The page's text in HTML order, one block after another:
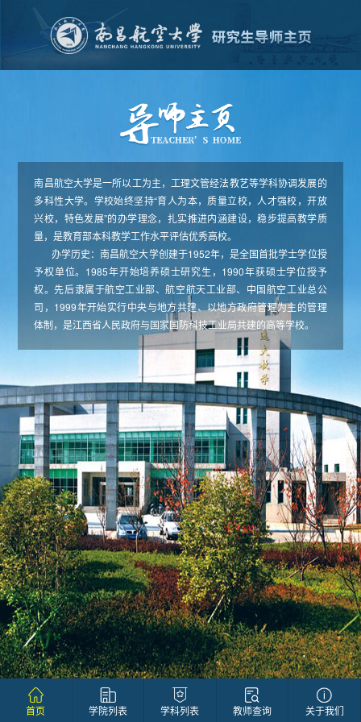
南昌航空大学是一所以工为主，工理文管经法教艺等学科协调发展的
多科性大学。学校始终坚持“育人为本，质量立校，人才强校，开放
兴校，特色发展”的办学理念，扎实推进内涵建设，稳步提高教学质
量，是教育部本科教学工作水平评估优秀高校。
办学历史：南昌航空大学创建于1952年，是全国首批学士学位授
予权单位。1985年开始培养硕士研究生，1990年获硕士学位授予
权。先后隶属于航空工业部、航空航天工业部、中国航空工业总公
司，1999年开始实行中央与地方共建、以地方政府管理为主的管理
体制，是江西省人民政府与国家国防科技工业局共建的高等学校。
首页 学院列表 学科列表 教师查询 关于我们